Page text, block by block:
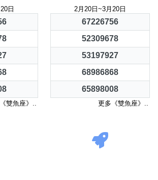
日
雙魚座》..
2月20日~3月20日
67226756
52309678
53197927
68986868
65898008
更多《雙魚座》..